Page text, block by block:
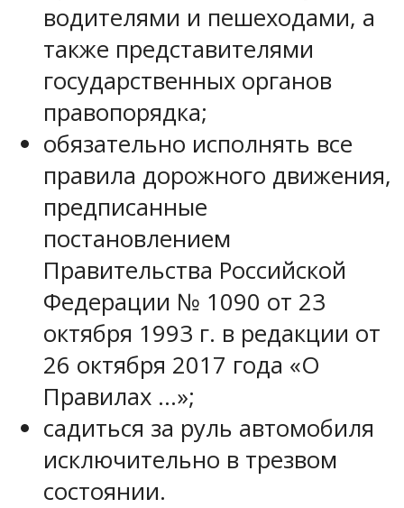
водителями и пешеходами, а
также представителями
государственных органов
правопорядка;
обязательно исполнять все
правила дорожного движения,
предписанные
постановлением
Правительства Российской
Федерации № 1090 от 23
октября 1993 г. в редакции от
26 октября 2017 года «О
Правилах …»;
садиться за руль автомобиля
исключительно в трезвом
состоянии.